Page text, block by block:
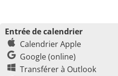
Entrée de calendrier
Calendrier Apple
Google (online)
Transférer à Outlook